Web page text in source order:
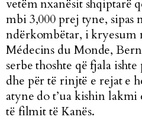
vetëm nxanësit shqiptarë
mbi 3,000 prej tyne,
ndërkombëtar, i kryesum
Médecins du Monde,
serbe thoshte që fjala
dhe për të rinjtë e rejat e
atyne do t’ua kishin
të filmit të Kanës.